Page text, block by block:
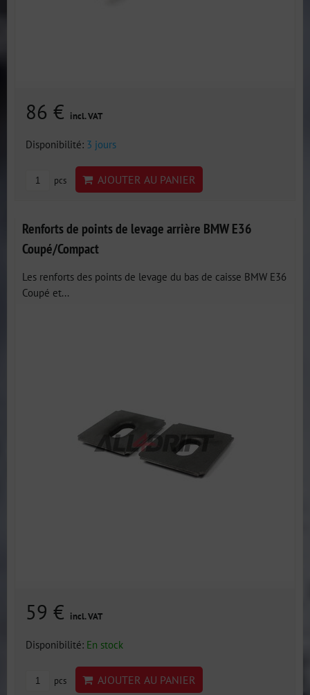
86 € incl. VAT
Disponibilité: 3 jours
pcs AJOUTER AU PANIER
Renforts de points de levage arrière BMW E36
Coupé/Compact
Les renforts des points de levage du bas de caisse BMW E36
Coupé et...
59 € incl. VAT
Disponibilité: En stock
pcs AJOUTER AU PANIER